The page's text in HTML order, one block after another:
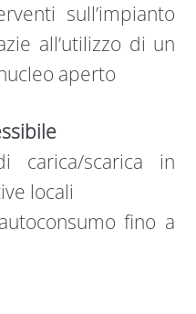
sull’impianto
all’utilizzo di un
aperto
carica/scarica in
locali
fino a